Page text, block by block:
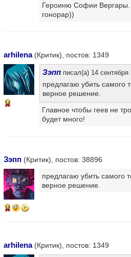
Героиню Софии
гонорар))
arhilena(Критик), постов: 1349
14
Зэпп писал(а) 14
предлагаю убить самого
верное решение.
Главное чтобы геев не
будет много!
Зэпп (Критик), постов: 38896
16
предлагаю убить самого
верное решение.
arhilena(Критик), постов: 1349